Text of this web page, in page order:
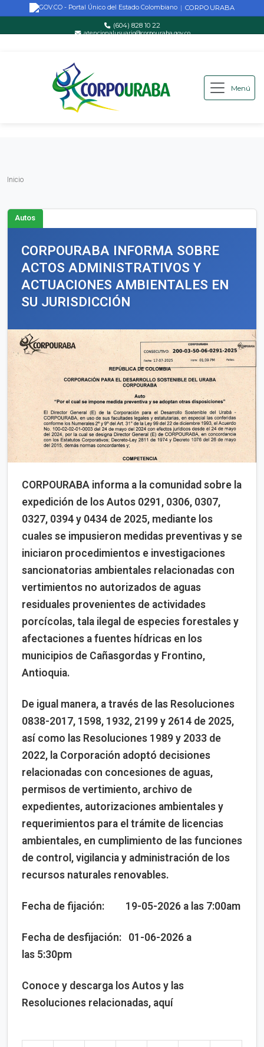
Saltar al contenido principal
| CORPOURABA
(604) 828 10 22
atencionalusuario@corpouraba.gov.co
Menú
Inicio
Autos
CORPOURABA INFORMA SOBRE
ACTOS ADMINISTRATIVOS Y
ACTUACIONES AMBIENTALES EN
SU JURISDICCIÓN
CORPOURABA informa a la comunidad sobre la
expedición de los Autos 0291, 0306, 0307,
0327, 0394 y 0434 de 2025, mediante los
cuales se impusieron medidas preventivas y se
iniciaron procedimientos e investigaciones
sancionatorias ambientales relacionadas con
vertimientos no autorizados de aguas
residuales provenientes de actividades
porcícolas, tala ilegal de especies forestales y
afectaciones a fuentes hídricas en los
municipios de Cañasgordas y Frontino,
Antioquia.
De igual manera, a través de las Resoluciones
0838-2017, 1598, 1932, 2199 y 2614 de 2025,
así como las Resoluciones 1989 y 2033 de
2022, la Corporación adoptó decisiones
relacionadas con concesiones de aguas,
permisos de vertimiento, archivo de
expedientes, autorizaciones ambientales y
requerimientos para el trámite de licencias
ambientales, en cumplimiento de las funciones
de control, vigilancia y administración de los
recursos naturales renovables.
Fecha de fijación: 19-05-2026 a las 7:00am
Fecha de desfijación: 01-06-2026 a
las 5:30pm
Conoce y descarga los Autos y las
Resoluciones relacionadas, aquí